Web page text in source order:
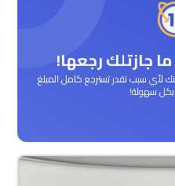
لأي سبب تقدر تسترجع كامل المبلغ